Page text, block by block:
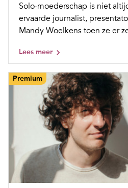
Solo-moederschap is niet
ervaarde journalist,
Mandy Woelkens toen ze er
Lees meer
Premium